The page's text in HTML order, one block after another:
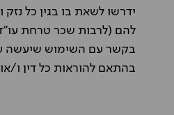
ידרשו לשאת בו בגין כל
להם (לרבות שכר טרחת
בקשר עם השימוש שיעשה
בהתאם להוראות כל דין ו/